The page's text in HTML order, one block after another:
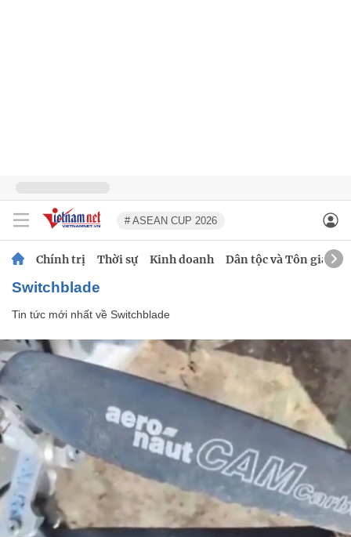
# ASEAN CUP 2026
Chính trị Thời sự Kinh doanh Dân tộc và Tôn giáo
Switchblade
Tin tức mới nhất về Switchblade